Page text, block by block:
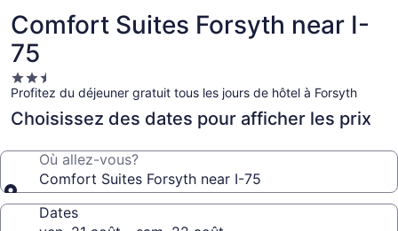
Comfort Suites Forsyth near I-
75
Hébergement
2.5 étoiles
Profitez du déjeuner gratuit tous les jours de hôtel à Forsyth
Choisissez des dates pour afficher les prix
Où allez-vous?
Comfort Suites Forsyth near I-75
Dates